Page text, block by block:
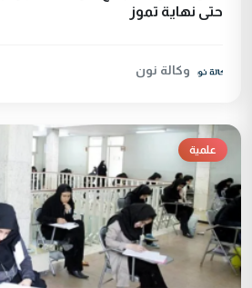
حتى نهاية تموز
وكالة نون
علمية